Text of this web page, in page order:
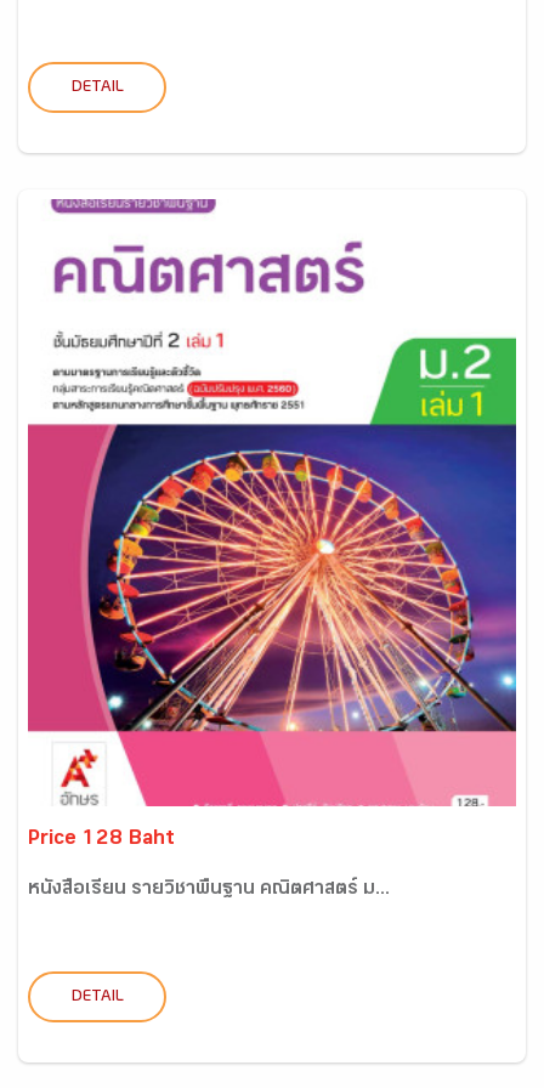
DETAIL
Price 128 Baht
หนังสือเรียน รายวิชาพื้นฐาน คณิตศาสตร์ ม...
DETAIL